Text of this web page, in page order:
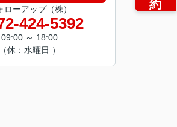
ローアップ（株）
424-5392
09:00 ～ 18:00
（休：水曜日 ）